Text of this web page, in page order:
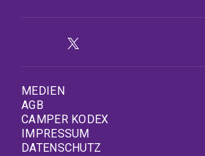
MEDIEN
AGB
CAMPER KODEX
IMPRESSUM
DATENSCHUTZ